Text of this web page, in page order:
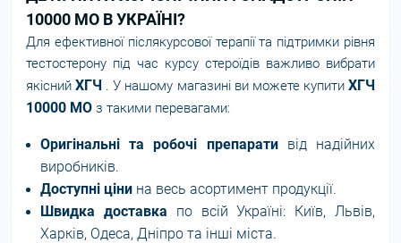
10000 МО В УКРАЇНІ?
Для ефективної післякурсової терапії та підтримки рівня
тестостерону під час курсу стероїдів важливо вибрати
якіснийХГЧ . У нашому магазині ви можете купитиХГЧ
10000 МО з такими перевагами:
Оригінальні та робочі препарати від надійних
виробників.
Доступні ціни на весь асортимент продукції.
Швидка доставка по всій Україні: Київ, Львів,
Харків, Одеса, Дніпро та інші міста.